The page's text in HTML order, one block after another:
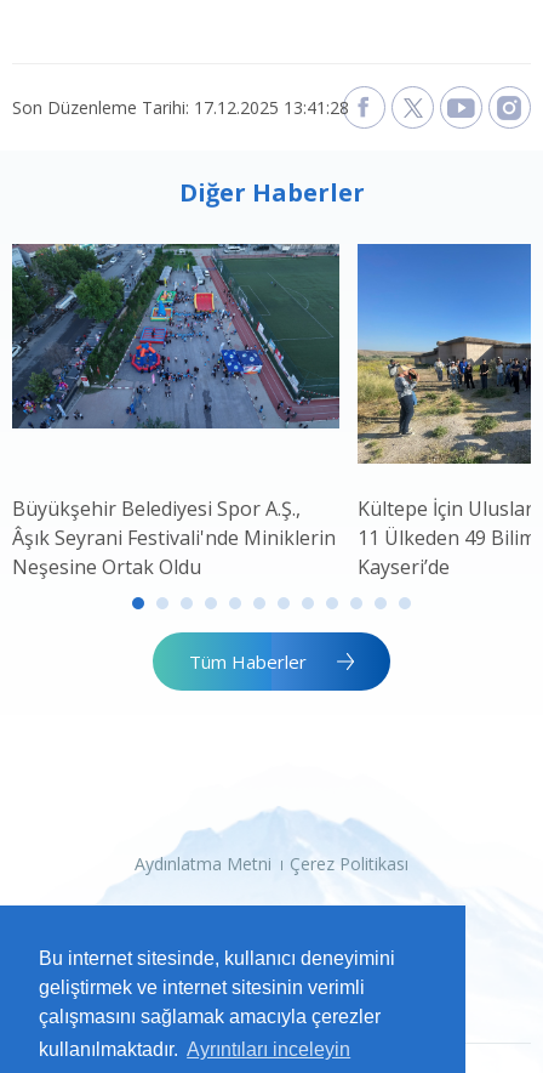
Bu internet sitesinde, kullanıcı deneyimini
geliştirmek ve internet sitesinin verimli
çalışmasını sağlamak amacıyla çerezler
kullanılmaktadır. Ayrıntıları inceleyin
Son Düzenleme Tarihi: 17.12.2025 13:41:28
Diğer Haberler
Büyükşehir Belediyesi Spor A.Ş.,
Âşık Seyrani Festivali'nde Miniklerin
Neşesine Ortak Oldu
Kültepe İçin
11 Ülkeden 49 Bilim
Kayseri’de
Tüm Haberler
Aydınlatma Metni Çerez Politikası